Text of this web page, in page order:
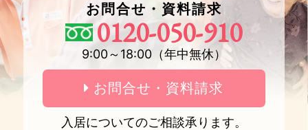
お問合せ・資料請求
0120-050-910
9:00～18:00（年中無休）
お問合せ・資料請求
入居についてのご相談承ります。